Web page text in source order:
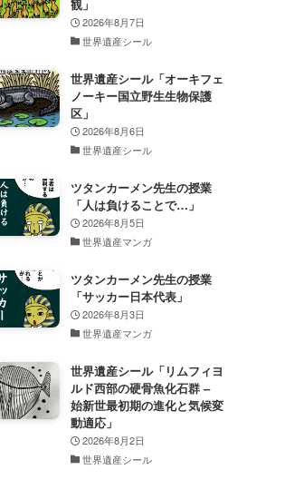
観」
2026年8月7日
世界遺産シール
世界遺産シール「オーキフェ
ノーキー国立野生生物保護
区」
2026年8月6日
世界遺産シール
ツタンカーメン先生の授業
「人は負けることで…」
2026年8月5日
世界遺産マンガ
ツタンカーメン先生の授業
「サッカー日本代表」
2026年8月3日
世界遺産マンガ
世界遺産シール「リムフィヨ
ルド西部の硬骨魚化石群 –
始新世最初期の進化と気候変
動適応」
2026年8月2日
世界遺産シール